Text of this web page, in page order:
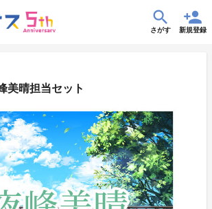
さがす 新規登録
美晴担当セット